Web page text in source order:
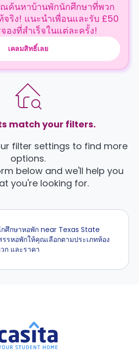
ค้นหาบ้านพักนักศึกษาที่พวก
จริง! แนะนำเพื่อนและรับ £50
องที่สำเร็จในแต่ละครั้ง!
เคลมสิทธิ์เลย
match your filters.
filter settings to find more
options.
below and we'll help you
you're looking for.
ศึกษาหอพัก near Texas State
รหอพักให้คุณเลือกตามประเภทห้อง
ก และราคา